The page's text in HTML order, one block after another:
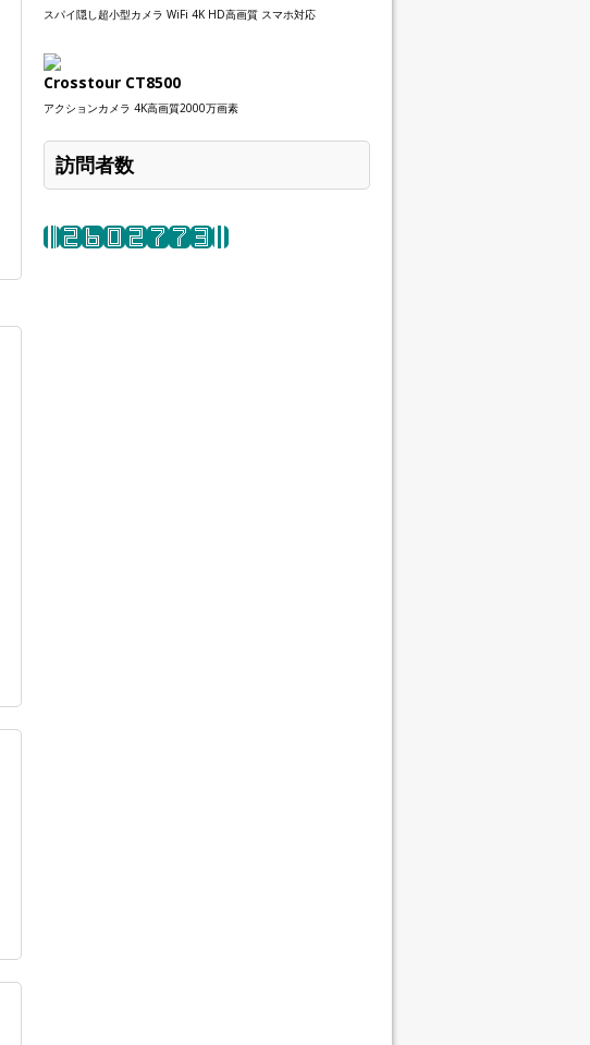
スパイ隠し超小型カメラ WiFi 4K HD高画質 スマホ対応
Crosstour CT8500
アクションカメラ 4K高画質2000万画素
訪問者数